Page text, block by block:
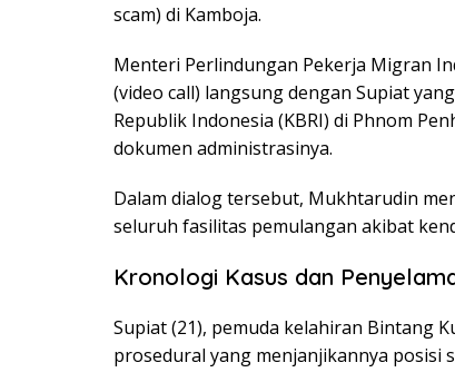
scam) di Kamboja.
Menteri Perlindungan Pekerja Migran
(video call) langsung dengan Supiat
Republik Indonesia (KBRI) di Phnom
dokumen administrasinya.
Dalam dialog tersebut, Mukhtarudin
seluruh fasilitas pemulangan akibat
Kronologi Kasus dan
Supiat (21), pemuda kelahiran Bintang
prosedural yang menjanjikannya posisi